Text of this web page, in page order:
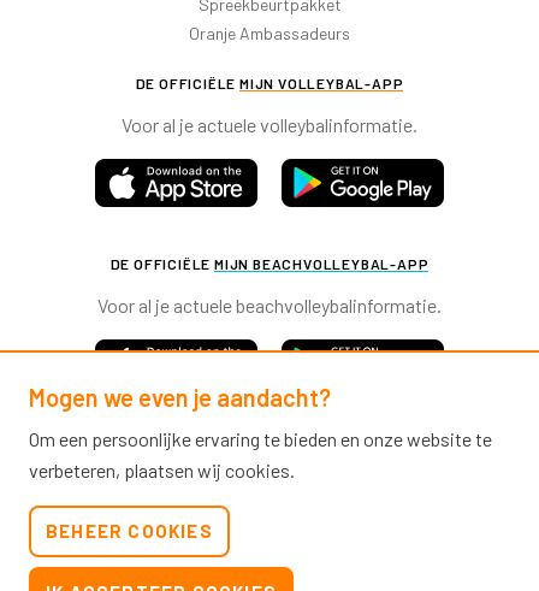
Spreekbeurtpakket
Oranje Ambassadeurs
DE OFFICIËLE MIJN VOLLEYBAL-APP
Voor al je actuele volleybalinformatie.
DE OFFICIËLE MIJN BEACHVOLLEYBAL-APP
Voor al je actuele beachvolleybalinformatie.
Mogen we even je aandacht?
Om een persoonlijke ervaring te bieden en onze website te
verbeteren, plaatsen wij cookies.
BEHEER COOKIES